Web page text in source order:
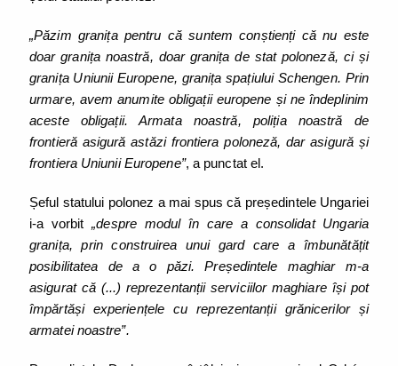
„Păzim granița pentru că suntem conștienți că nu este
doar granița noastră, doar granița de stat poloneză, ci și
granița Uniunii Europene, granița spațiului Schengen. Prin
urmare, avem anumite obligații europene și ne îndeplinim
aceste obligații. Armata noastră, poliția noastră de
frontieră asigură astăzi frontiera poloneză, dar asigură și
frontiera Uniunii Europene”, a punctat el.
Șeful statului polonez a mai spus că președintele Ungariei
i-a vorbit„despre modul în care a consolidat Ungaria
granița, prin construirea unui gard care a îmbunătățit
posibilitatea de a o păzi. Președintele maghiar m-a
asigurat că (...) reprezentanții serviciilor maghiare își pot
împărtăși experiențele cu reprezentanții grănicerilor și
armatei noastre”.